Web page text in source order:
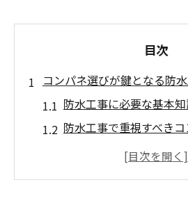
目次
コンパネ選びが鍵となる防
防水工事に必要な基本
防水工事で重視すべき
大阪府の気候と防水工